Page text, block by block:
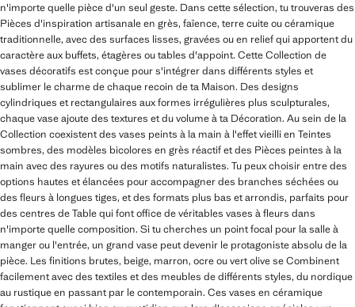
n'importe quelle pièce d'un seul geste. Dans cette sélection, tu trouveras des
Pièces d'inspiration artisanale en grès, faïence, terre cuite ou céramique
traditionnelle, avec des surfaces lisses, gravées ou en relief qui apportent du
caractère aux buffets, étagères ou tables d'appoint. Cette Collection de
vases décoratifs est conçue pour s'intégrer dans différents styles et
sublimer le charme de chaque recoin de ta Maison. Des designs
cylindriques et rectangulaires aux formes irrégulières plus sculpturales,
chaque vase ajoute des textures et du volume à ta Décoration. Au sein de la
Collection coexistent des vases peints à la main à l'effet vieilli en Teintes
sombres, des modèles bicolores en grès réactif et des Pièces peintes à la
main avec des rayures ou des motifs naturalistes. Tu peux choisir entre des
options hautes et élancées pour accompagner des branches séchées ou
des fleurs à longues tiges, et des formats plus bas et arrondis, parfaits pour
des centres de Table qui font office de véritables vases à fleurs dans
n'importe quelle composition. Si tu cherches un point focal pour la salle à
manger ou l'entrée, un grand vase peut devenir le protagoniste absolu de la
pièce. Les finitions brutes, beige, marron, ocre ou vert olive se Combinent
facilement avec des textiles et des meubles de différents styles, du nordique
au rustique en passant par le contemporain. Ces vases en céramique